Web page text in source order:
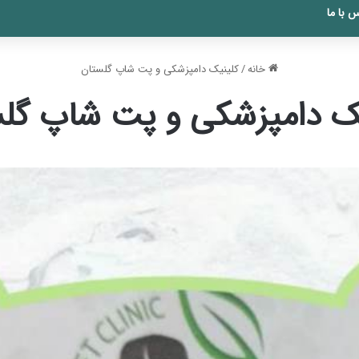
با ما
خانه/کلینیک دامپزشکی و پت شاپ گلستان
دامپزشکی و پت شاپ